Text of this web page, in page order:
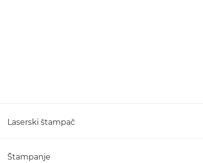
Laserski štampač
Štampanje